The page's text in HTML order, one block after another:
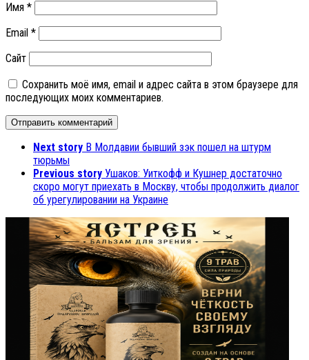
Имя *
Email *
Сайт
Сохранить моё имя, email и адрес сайта в этом браузере для
последующих моих комментариев.
Next story В Молдавии бывший зэк пошел на штурм
тюрьмы
Previous story Ушаков: Уиткофф и Кушнер достаточно
скоро могут приехать в Москву, чтобы продолжить диалог
об урегулировании на Украине